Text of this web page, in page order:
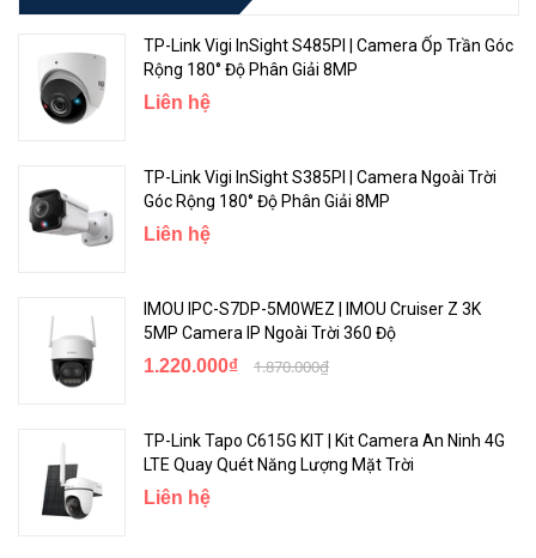
TP-Link Vigi InSight S485PI | Camera Ốp Trần Góc
Rộng 180° Độ Phân Giải 8MP
Liên hệ
TP-Link Vigi InSight S385PI | Camera Ngoài Trời
Góc Rộng 180° Độ Phân Giải 8MP
Liên hệ
IMOU IPC-S7DP-5M0WEZ | IMOU Cruiser Z 3K
5MP Camera IP Ngoài Trời 360 Độ
1.220.000₫ 1.870.000₫
TP-Link Tapo C615G KIT | Kit Camera An Ninh 4G
LTE Quay Quét Năng Lượng Mặt Trời
Liên hệ